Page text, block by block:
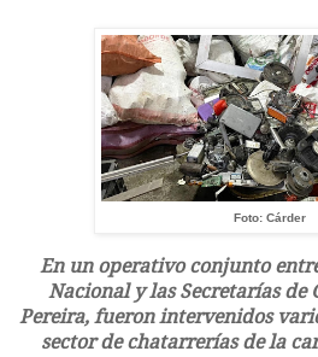
Foto: Cárder
En un operativo conjunto
Nacional y las Secretarías de
Pereira, fueron intervenidos
sector de chatarrerías de la